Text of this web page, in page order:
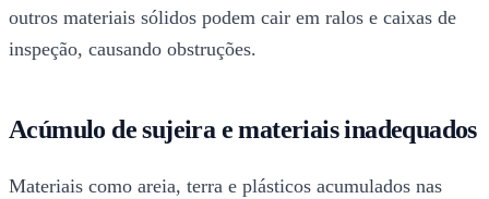
outros materiais sólidos podem cair em ralos e caixas de
inspeção, causando obstruções.
Acúmulo de sujeira e materiais inadequados
Materiais como areia, terra e plásticos acumulados nas